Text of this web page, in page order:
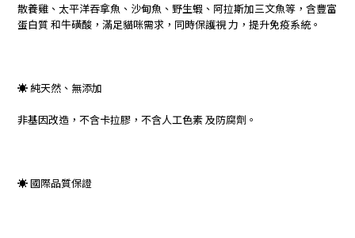
散養雞、太平洋吞拿魚、沙甸魚、野生蝦、阿拉斯加三文魚等，含豐富
蛋白質 和牛磺酸，滿足貓咪需求，同時保護視 力，提升免疫系統。
☀ 純天然、無添加
非基因改造，不含卡拉膠，不含人工色素 及防腐劑。
☀ 國際品質保證